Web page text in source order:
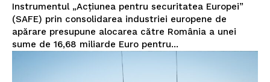
Instrumentul „Acţiunea pentru securitatea Europei”
(SAFE) prin consolidarea industriei europene de
apărare presupune alocarea către România a unei
sume de 16,68 miliarde Euro pentru...